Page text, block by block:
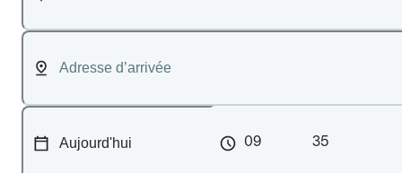
09 35